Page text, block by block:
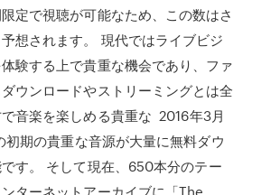
定で視聴が可能なため、この数はさ
想されます。 現代ではライブビジ
験する上で貴重な機会であり、ファ
ウンロードやストリーミングとは全
音楽を楽しめる貴重な 2016年3月
初期の貴重な音源が大量に無料ダウ
す。 そして現在、650本分のテー
ターネットアーカイブに「The